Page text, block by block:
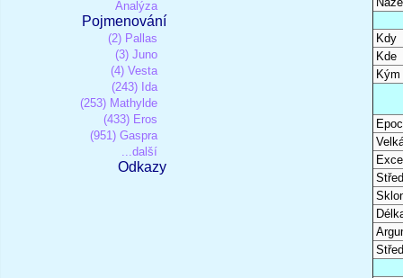
Analýza
Pojmenování
(2) Pallas
(3) Juno
(4) Vesta
(243) Ida
(253) Mathylde
(433) Eros
(951) Gaspra
...další
Odkazy
Kdy
Kde
Kým